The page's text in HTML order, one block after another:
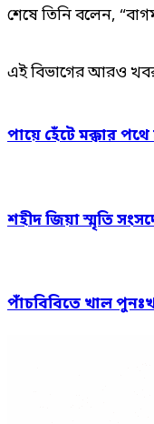
শেষে তিনি বলেন,
এই বিভাগের আরও
পায়ে হেঁটে মক্কার
শহীদ জিয়া স্মৃতি
পাঁচবিবিতে খাল